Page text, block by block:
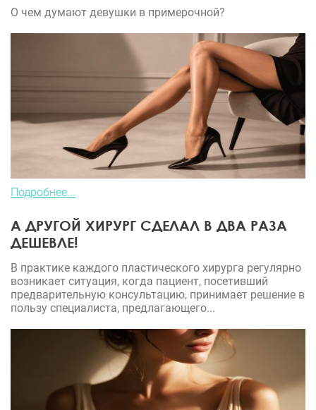
О чем думают девушки в примерочной?
Подробнее...
А ДРУГОЙ ХИРУРГ СДЕЛАЛ В ДВА РАЗА
ДЕШЕВЛЕ!
В практике каждого пластического хирурга регулярно
возникает ситуация, когда пациент, посетивший
предварительную консультацию, принимает решение в
пользу специалиста, предлагающего...